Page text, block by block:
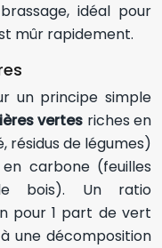
idéal pour
mûr rapidement.
un principe simple
vertes riches en
résidus de légumes)
carbone (feuilles
bois). Un ratio
pour 1 part de vert
une décomposition